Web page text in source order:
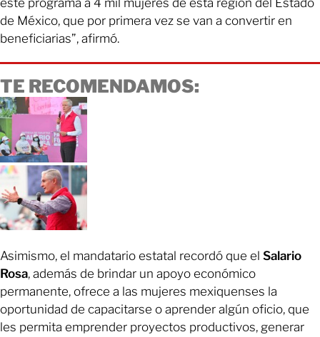
este programa a 4 mil mujeres de esta región del Estado
de México, que por primera vez se van a convertir en
beneficiarias”, afirmó.
TE RECOMENDAMOS:
Asimismo, el mandatario estatal recordó que el Salario
Rosa, además de brindar un apoyo económico
permanente, ofrece a las mujeres mexiquenses la
oportunidad de capacitarse o aprender algún oficio, que
les permita emprender proyectos productivos, generar